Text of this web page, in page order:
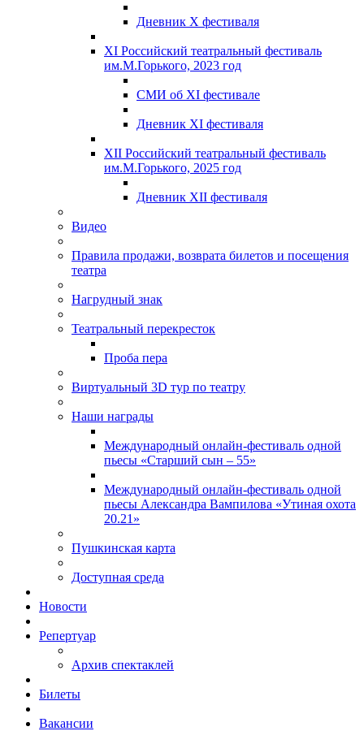
Дневник X фестиваля
XI Российский театральный фестиваль
им.М.Горького, 2023 год
СМИ об XI фестивале
Дневник XI фестиваля
XII Российский театральный фестиваль
им.М.Горького, 2025 год
Дневник XII фестиваля
Видео
Правила продажи, возврата билетов и посещения
театра
Нагрудный знак
Театральный перекресток
Проба пера
Виртуальный 3D тур по театру
Наши награды
Международный онлайн-фестиваль одной
пьесы «Старший сын – 55»
Международный онлайн-фестиваль одной
пьесы Александра Вампилова «Утиная охота
20.21»
Пушкинская карта
Доступная среда
Новости
Репертуар
Архив спектаклей
Билеты
Вакансии